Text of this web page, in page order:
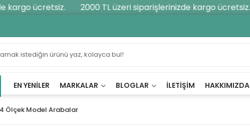
ücretsiz. 2000 TL üzeri siparişlerinizde kargo ücretsiz.
EN YENILER MARKALAR BLOGLAR İLETIŞIM HAKKIMIZDA
Ölçek Model Arabalar